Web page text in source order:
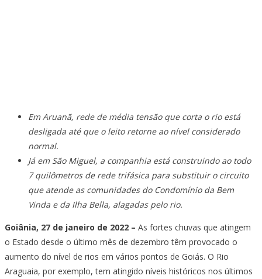
Em Aruanã, rede de média tensão que corta o rio está
desligada até que o leito retorne ao nível considerado
normal.
Já em São Miguel, a companhia está construindo ao todo
7 quilômetros de rede trifásica para substituir o circuito
que atende as comunidades do Condomínio da Bem
Vinda e da Ilha Bella, alagadas pelo rio.
Goiânia, 27 de janeiro de 2022 – As fortes chuvas que atingem
o Estado desde o último mês de dezembro têm provocado o
aumento do nível de rios em vários pontos de Goiás. O Rio
Araguaia, por exemplo, tem atingido níveis históricos nos últimos